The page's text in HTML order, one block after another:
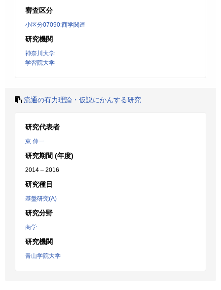
審査区分
小区分07090:商学関連
研究機関
神奈川大学
学習院大学
流通の有力理論・仮説にかんする研究
研究代表者
東 伸一
研究期間 (年度)
2014 – 2016
研究種目
基盤研究(A)
研究分野
商学
研究機関
青山学院大学